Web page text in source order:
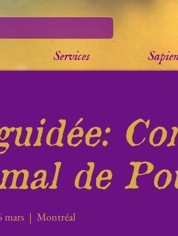
Services
de
mars
  |
Montréal